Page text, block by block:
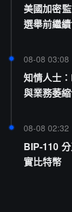
美國加密
選舉前繼
08-08 03:08
知情人士
與業務萎
08-08 02:32
BIP-110
實比特幣